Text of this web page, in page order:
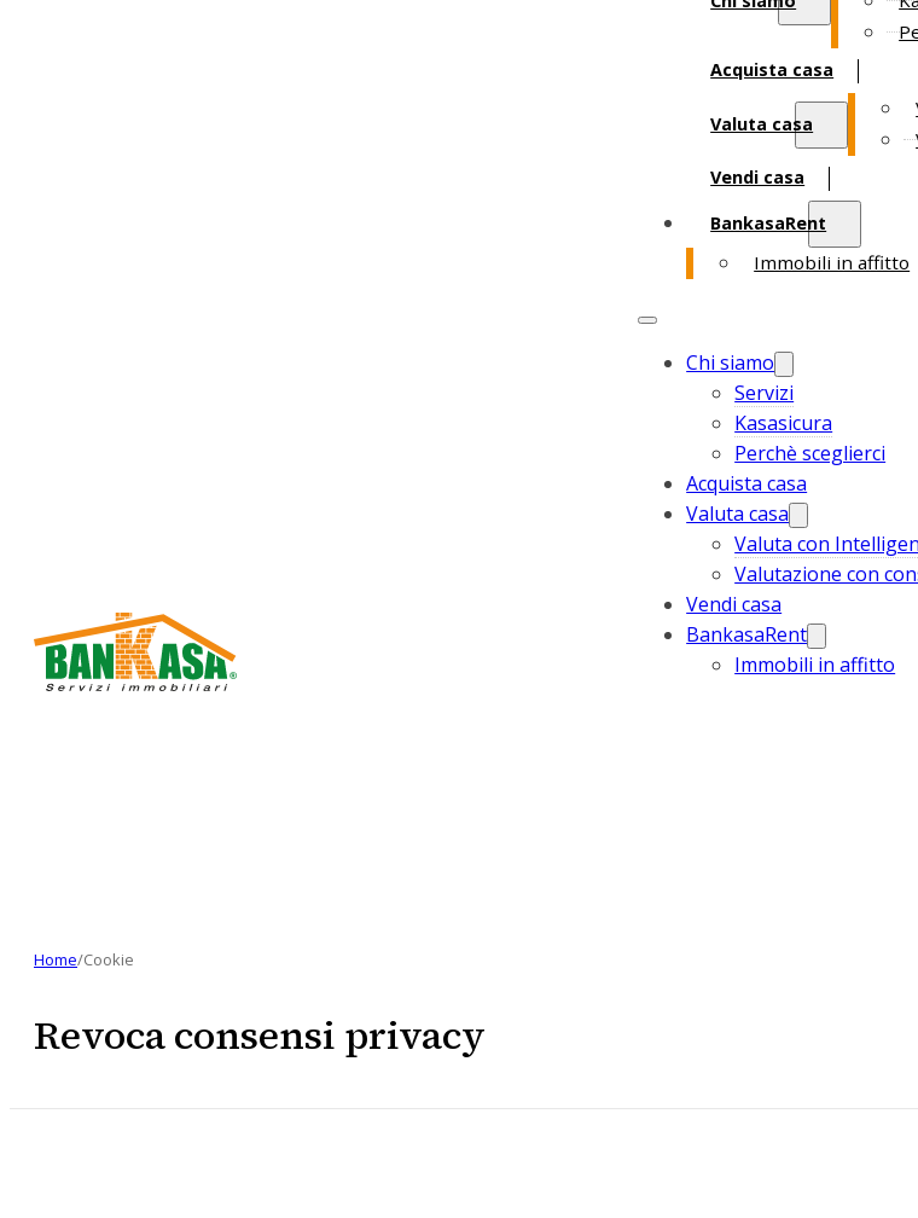
Acquista casa
Valuta casa
Vendi casa
BankasaRent
Immobili in affitto
Chi siamo
Servizi
Kasasicura
Perchè sceglierci
Acquista casa
Valuta casa
Valuta con
Valutazione con
Vendi casa
BankasaRent
Immobili in affitto
Home/Cookie
Revoca consensi privacy